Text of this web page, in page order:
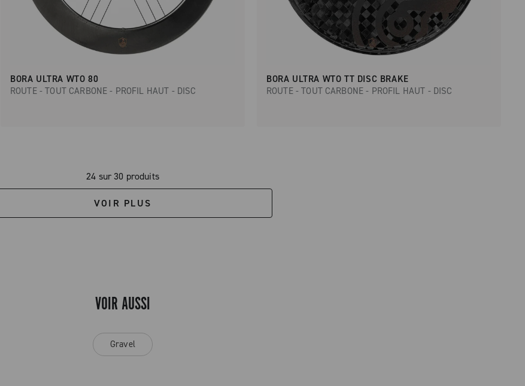
BORA ULTRA WTO 80
ROUTE - TOUT CARBONE - PROFIL HAUT - DISC
BORA ULTRA WTO TT DISC BRAKE
ROUTE - TOUT CARBONE - PROFIL HAUT - DISC
24 sur 30 produits
VOIR PLUS
VOIR AUSSI
Gravel